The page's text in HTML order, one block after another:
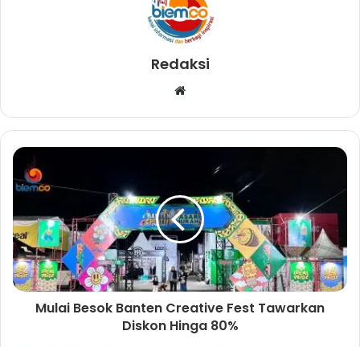
Redaksi
b
s
e
Mulai Besok Banten Creative Fest Tawarkan
Diskon Hinga 80%